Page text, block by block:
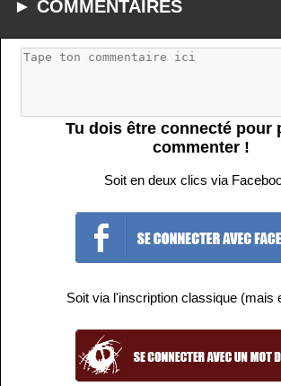
► COMMENTAIRES
Tu dois être connecté pour
commenter !
Soit en deux clics via
Soit via l'inscription classique (mais